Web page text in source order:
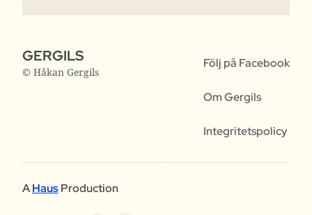
GERGILS
© Håkan Gergils
Följ på Facebook
Om Gergils
Integritetspolicy
AHausProduction